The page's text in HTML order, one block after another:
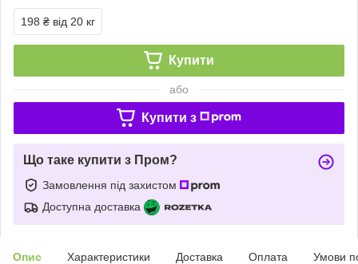
198 ₴ від 20 кг
Купити
або
Купити з
Що таке купити з Пром?
Замовлення під захистом
Доступна доставка
Опис Характеристики Доставка Оплата Умови